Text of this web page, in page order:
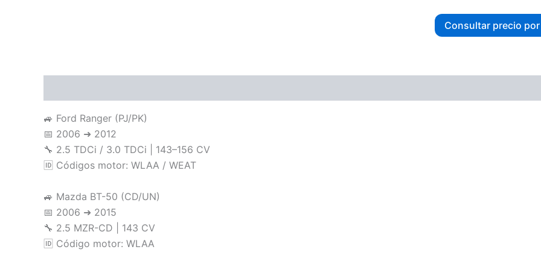
Consultar precio
🚙 Ford Ranger (PJ/PK)
📅 2006 ➜ 2012
🔧 2.5 TDCi / 3.0 TDCi | 143–156 CV
🆔 Códigos motor: WLAA / WEAT
🚙 Mazda BT-50 (CD/UN)
📅 2006 ➜ 2015
🔧 2.5 MZR-CD | 143 CV
🆔 Código motor: WLAA